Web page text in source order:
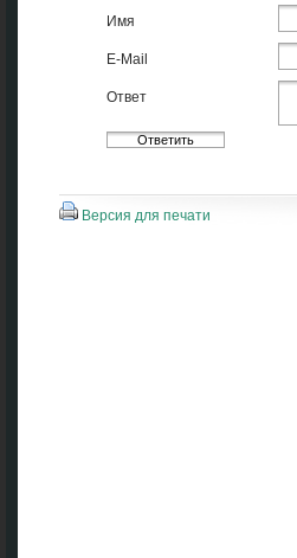
Имя
E-Mail
Ответ
Версия для печати